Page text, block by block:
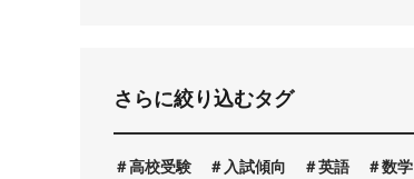
さらに絞り込むタグ
高校受験 入試傾向 英語 数学